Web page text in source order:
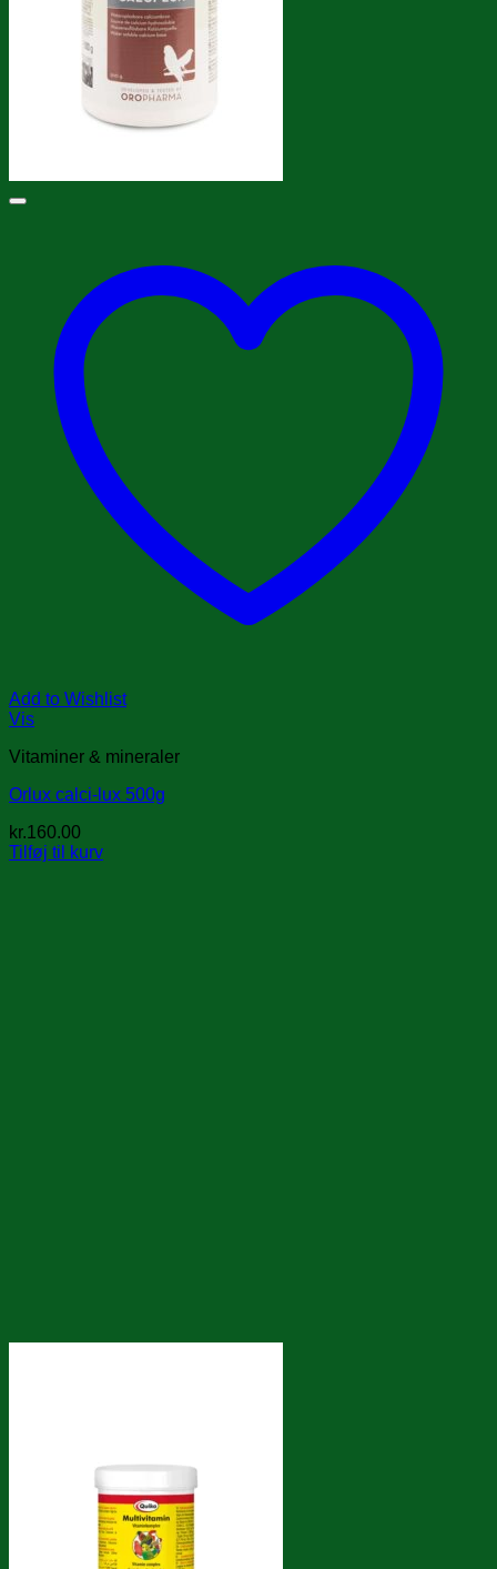
Add to Wishlist
Vis
Vitaminer & mineraler
Orlux calci-lux 500g
kr.160.00
Tilføj til kurv